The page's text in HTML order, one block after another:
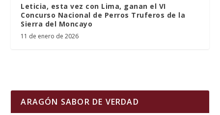
Leticia, esta vez con Lima, ganan el VI
Concurso Nacional de Perros Truferos de la
Sierra del Moncayo
11 de enero de 2026
ARAGÓN SABOR DE VERDAD